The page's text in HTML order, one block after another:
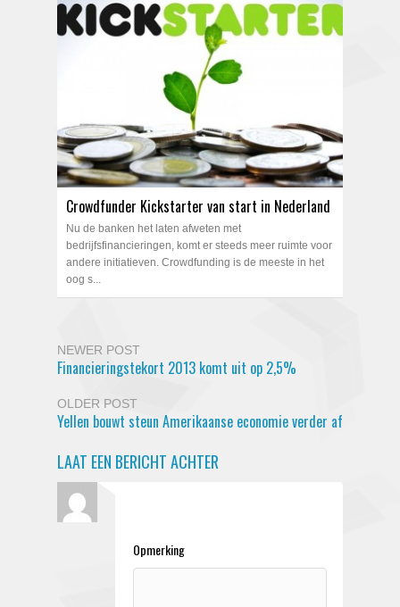
Crowdfunder Kickstarter van start in Nederland
Nu de banken het laten afweten met
bedrijfsfinancieringen, komt er steeds meer ruimte voor
andere initiatieven. Crowdfunding is de meeste in het
oog s...
NEWER POST
Financieringstekort 2013 komt uit op 2,5%
OLDER POST
Yellen bouwt steun Amerikaanse economie verder af
LAAT EEN BERICHT ACHTER
Opmerking